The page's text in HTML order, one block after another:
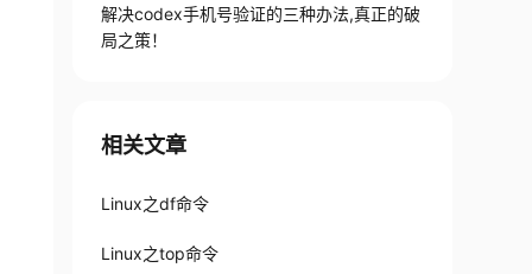
解决codex手机号验证的三种办法,真正的破
局之策！
相关文章
Linux之df命令
Linux之top命令